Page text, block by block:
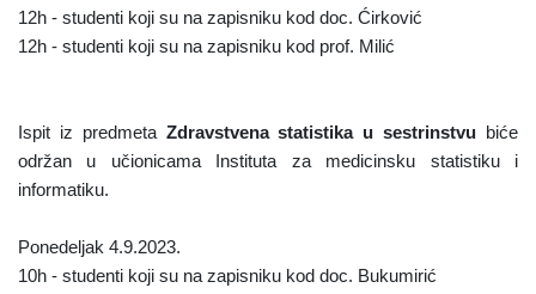
12h - studenti koji su na zapisniku kod doc. Ćirković
12h - studenti koji su na zapisniku kod prof. Milić
Ispit iz predmeta Zdravstvena statistika u sestrinstvu
biće
održan u učionicama Instituta za medicinsku statistiku i
informatiku.
Ponedeljak 4.9.2023.
10h - studenti koji su na zapisniku kod doc. Bukumirić